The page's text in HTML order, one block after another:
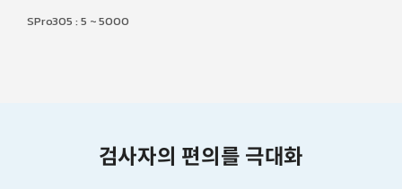
SPro305 : 5 ~ 5000
검사자의 편의를 극대화